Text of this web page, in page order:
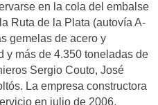
en la cola del embalse
Ruta de la Plata (autovía A-
gemelas de acero y
y más de 4.350 toneladas de
Sergio Couto, José
La empresa constructora
en julio de 2006.